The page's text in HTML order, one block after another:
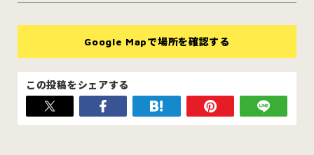
Google Mapで場所を確認する
この投稿をシェアする